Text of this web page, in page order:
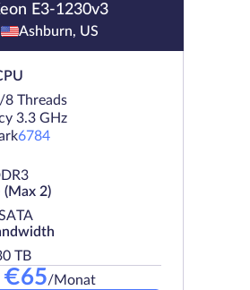
E3-1230v3
Ashburn, US
8 Threads
3.3 GHz
6784
(Max 2)
TB
€65/Monat